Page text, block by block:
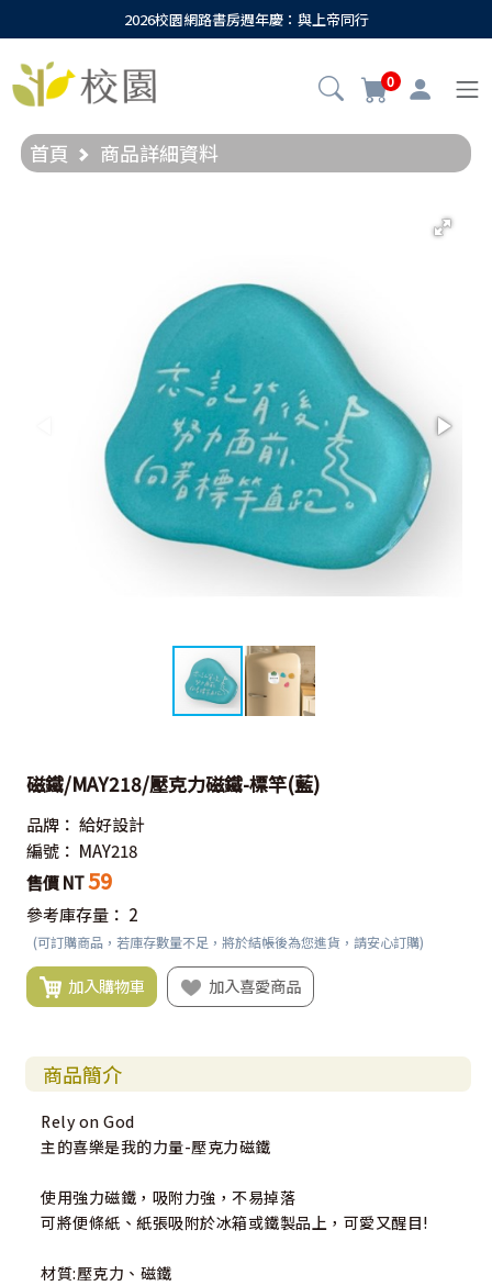
2026校園網路書房週年慶：與上帝同行
0
首頁 商品詳細資料
磁鐵/MAY218/壓克力磁鐵-標竿(藍)
品牌： 給好設計
編號： MAY218
售價 NT59
參考庫存量： 2
(可訂購商品，若庫存數量不足，將於結帳後為您進貨，請安心訂購)
加入購物車 加入喜愛商品
商品簡介
Rely on God
主的喜樂是我的力量-壓克力磁鐵
使用強力磁鐵，吸附力強，不易掉落
可將便條紙、紙張吸附於冰箱或鐵製品上，可愛又醒目!
材質:壓克力、磁鐵